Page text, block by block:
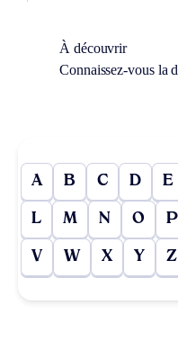
À découvrir
Connaissez-vous la
A B C D E
L M N O P
V W X Y Z